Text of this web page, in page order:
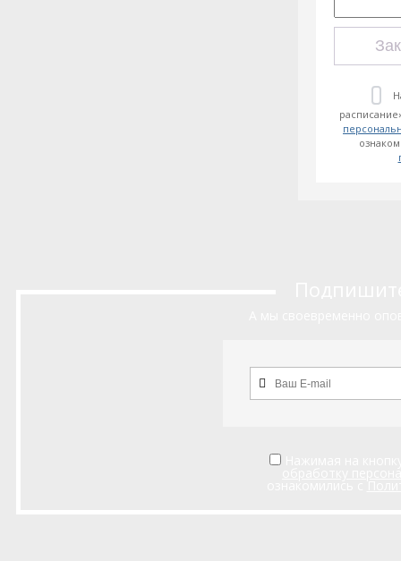
Нажимая на